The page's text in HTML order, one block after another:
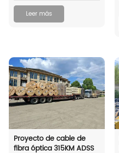
Leer más
Proyecto de cable de
fibra óptica 315KM ADSS